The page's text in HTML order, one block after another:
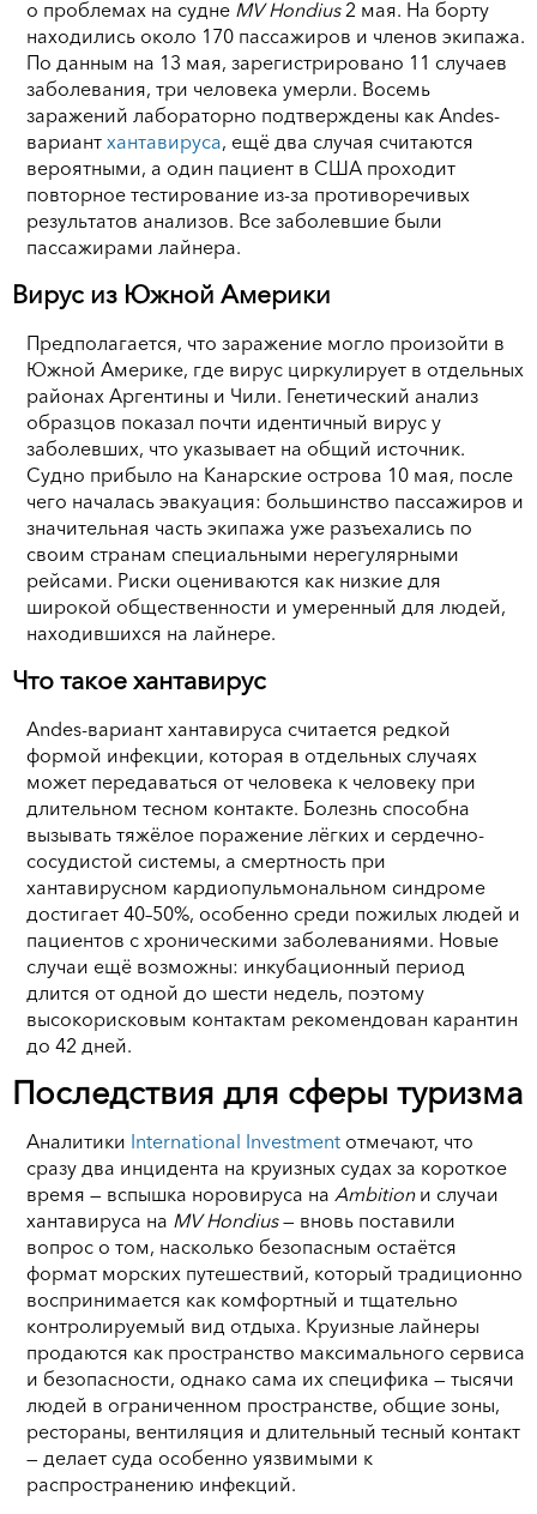
о проблемах на судне MV Hondius2 мая. На борту
находились около 170 пассажиров и членов экипажа.
По данным на 13 мая, зарегистрировано 11 случаев
заболевания, три человека умерли. Восемь
заражений лабораторно подтверждены как Andes-
вариант хантавируса, ещё два случая считаются
вероятными, а один пациент в США проходит
повторное тестирование из-за противоречивых
результатов анализов. Все заболевшие были
пассажирами лайнера.
Вирус из Южной Америки
Предполагается, что заражение могло произойти в
Южной Америке, где вирус циркулирует в отдельных
районах Аргентины и Чили. Генетический анализ
образцов показал почти идентичный вирус у
заболевших, что указывает на общий источник.
Судно прибыло на Канарские острова 10 мая, после
чего началась эвакуация: большинство пассажиров и
значительная часть экипажа уже разъехались по
своим странам специальными нерегулярными
рейсами. Риски оцениваются как низкие для
широкой общественности и умеренный для людей,
находившихся на лайнере.
Что такое хантавирус
Andes-вариант хантавируса считается редкой
формой инфекции, которая в отдельных случаях
может передаваться от человека к человеку при
длительном тесном контакте. Болезнь способна
вызывать тяжёлое поражение лёгких и сердечно-
сосудистой системы, а смертность при
хантавирусном кардиопульмональном синдроме
достигает 40–50%, особенно среди пожилых людей и
пациентов с хроническими заболеваниями. Новые
случаи ещё возможны: инкубационный период
длится от одной до шести недель, поэтому
высокорисковым контактам рекомендован карантин
до 42 дней.
Последствия для сферы туризма
Аналитики International Investment отмечают, что
сразу два инцидента на круизных судах за короткое
время — вспышка норовируса на Ambitionи случаи
хантавируса на MV Hondius— вновь поставили
вопрос о том, насколько безопасным остаётся
формат морских путешествий, который традиционно
воспринимается как комфортный и тщательно
контролируемый вид отдыха. Круизные лайнеры
продаются как пространство максимального сервиса
и безопасности, однако сама их специфика — тысячи
людей в ограниченном пространстве, общие зоны,
рестораны, вентиляция и длительный тесный контакт
— делает суда особенно уязвимыми к
распространению инфекций.